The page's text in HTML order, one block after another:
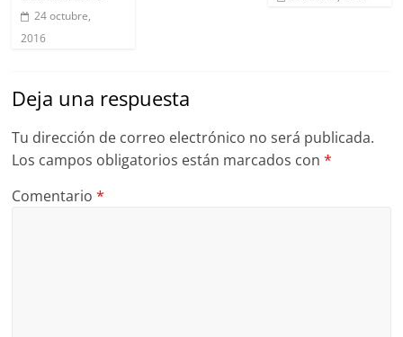
24 octubre,
2016
Deja una respuesta
Tu dirección de correo electrónico no será publicada.
Los campos obligatorios están marcados con*
Comentario*